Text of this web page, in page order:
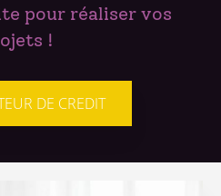
pour réaliser vos
!
DE CREDIT